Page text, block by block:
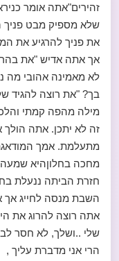
זהירים"אתה אומר
שלא מספיק מבט פניך
את פניך להרגיע את
אך אתה אדיש "את
לא מאמינה אהובי מה
בך? "את רוצה להגיד
מילה מהפה קמתי
זה לא יתכן. אתה הולך
מתעלמת. אמך
מחכה בחלוןהיא
חזרת הביתה ננעלת
השבת מנסה לחייג אך
אתה רוצה להרוג את
שלי ..ושלך, לא חסר
הרי אני מדברת עליך ,